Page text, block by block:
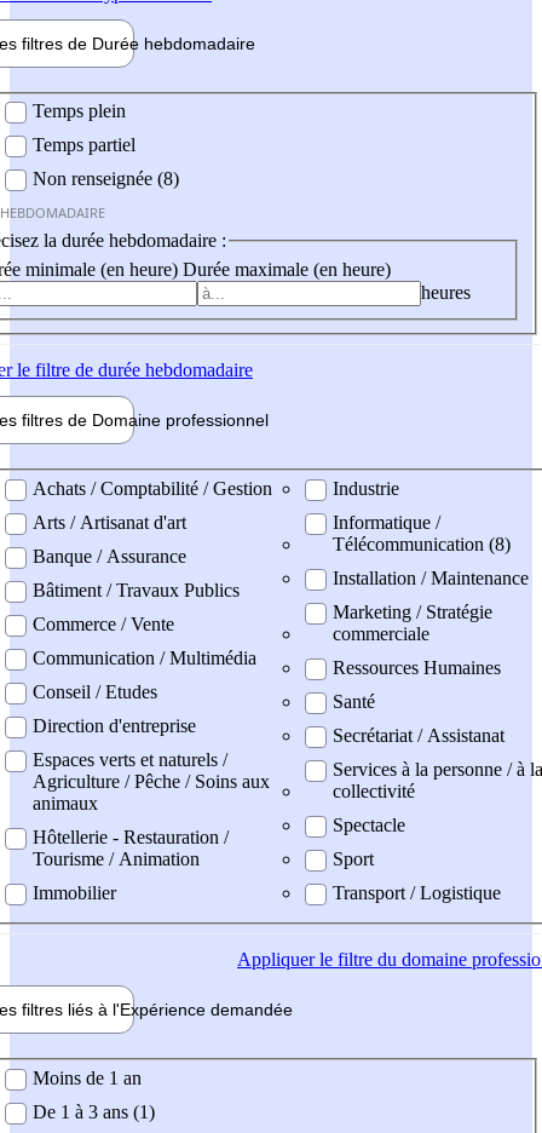
filtres de Durée hebdomadaire
Temps plein
Temps partiel
Non renseignée (8)
la durée hebdomadaire :
minimale (en heure) Durée maximale (en heure)
heures
le filtre de durée hebdomadaire
filtres de Domaine professionnel
professionel
Achats / Comptabilité / Gestion
Arts / Artisanat d'art
Banque / Assurance
Bâtiment / Travaux Publics
Commerce / Vente
Communication / Multimédia
Conseil / Etudes
Direction d'entreprise
Espaces verts et naturels /
Agriculture / Pêche / Soins aux
animaux
Hôtellerie - Restauration /
Tourisme / Animation
Immobilier
Industrie
Informatique /
Télécommunication (8)
Installation / Maintenance
Marketing / Stratégie
commerciale
Ressources Humaines
Santé
Secrétariat / Assistanat
Services à la personne / à la
collectivité
Spectacle
Sport
Transport / Logistique
Appliquerle filtre du domaine
filtres liés à l'Expérience demandée
demandée
Moins de 1 an
De 1 à 3 ans (1)